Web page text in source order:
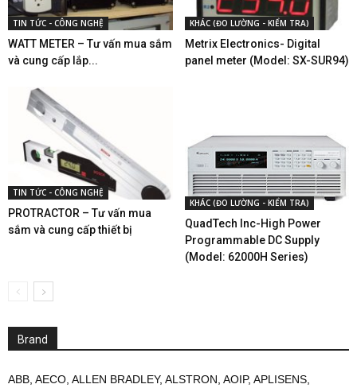
TIN TỨC - CÔNG NGHỆ
WATT METER – Tư vấn mua sắm
và cung cấp lắp...
KHÁC (ĐO LƯỜNG - KIỂM TRA)
Metrix Electronics- Digital
panel meter (Model: SX-SUR94)
TIN TỨC - CÔNG NGHỆ
PROTRACTOR – Tư vấn mua
sắm và cung cấp thiết bị
KHÁC (ĐO LƯỜNG - KIỂM TRA)
QuadTech Inc-High Power
Programmable DC Supply
(Model: 62000H Series)
Brand
ABB AECO ALLEN BRADLEY, ALSTRON AOIP, APLISENS